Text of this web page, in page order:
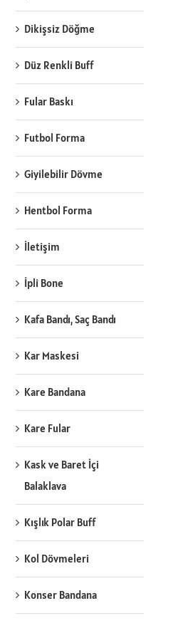
Dikişsiz Döğme
Düz Renkli Buff
Fular Baskı
Futbol Forma
Giyilebilir Dövme
Hentbol Forma
İletişim
İpli Bone
Kafa Bandı, Saç Bandı
Kar Maskesi
Kare Bandana
Kare Fular
Kask ve Baret İçi
Balaklava
Kışlık Polar Buff
Kol Dövmeleri
Konser Bandana